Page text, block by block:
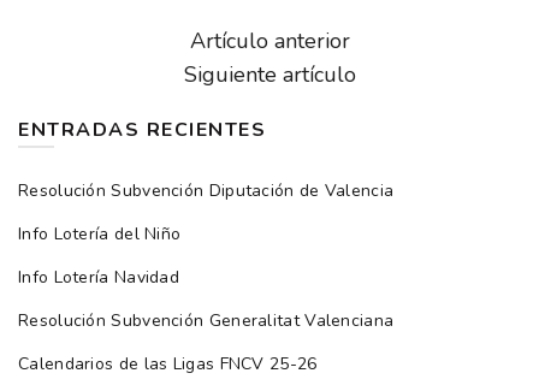
Artículo anterior
Siguiente artículo
ENTRADAS RECIENTES
Resolución Subvención Diputación de Valencia
Info Lotería del Niño
Info Lotería Navidad
Resolución Subvención Generalitat Valenciana
Calendarios de las Ligas FNCV 25-26